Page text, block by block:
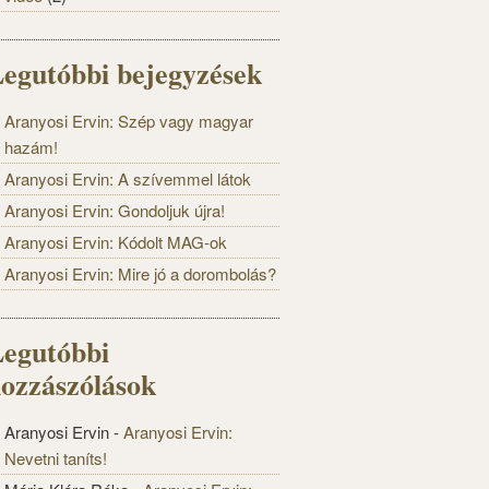
bejegyzések
Aranyosi Ervin: Szép vagy magyar
hazám!
Aranyosi Ervin: A szívemmel látok
Aranyosi Ervin: Gondoljuk újra!
Aranyosi Ervin: Kódolt MAG-ok
Aranyosi Ervin: Mire jó a dorombolás?
Aranyosi Ervin-Aranyosi Ervin:
Nevetni taníts!